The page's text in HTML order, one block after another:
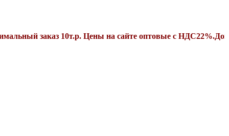
заказ 10т.р. Цены на сайте оптовые с